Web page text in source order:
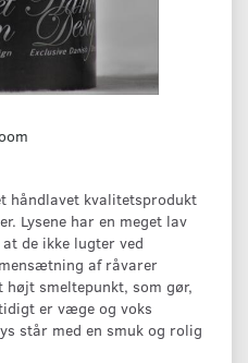
håndlavet kvalitetsprodukt
Lysene har en meget lav
de ikke lugter ved
af råvarer
smeltepunkt, som gør,
er væge og voks
står med en smuk og rolig